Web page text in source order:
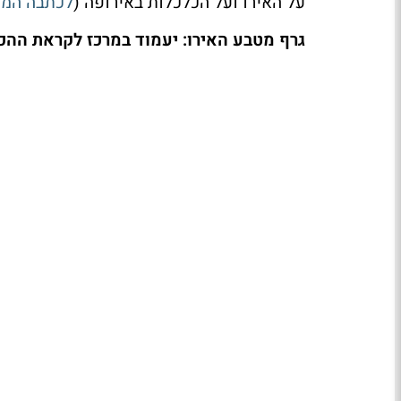
גרף מטבע האירו: יעמוד במרכז לקראת